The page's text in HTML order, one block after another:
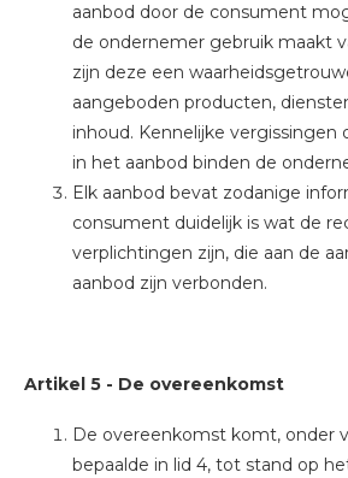
aanbod door de consument
de ondernemer gebruik maakt
zijn deze een
aangeboden producten,
inhoud. Kennelijke vergissingen
in het aanbod binden de
Elk aanbod bevat zodanige
consument duidelijk is wat de
verplichtingen zijn, die aan de
aanbod zijn verbonden.
Artikel 5 - De overeenkomst
De overeenkomst komt, onder
bepaalde in lid 4, tot stand op